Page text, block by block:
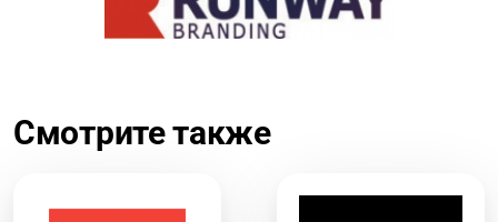
Смотрите также